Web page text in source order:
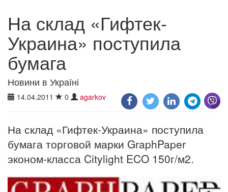
На склад «Гифтек-
Украина» поступила
бумага
Новини в Україні
14.04.2011 0 agarkov
На склад «Гифтек-Украина» поступила
бумага торговой марки GraphPaper
эконом-класса Citylight ECO 150г/м2.